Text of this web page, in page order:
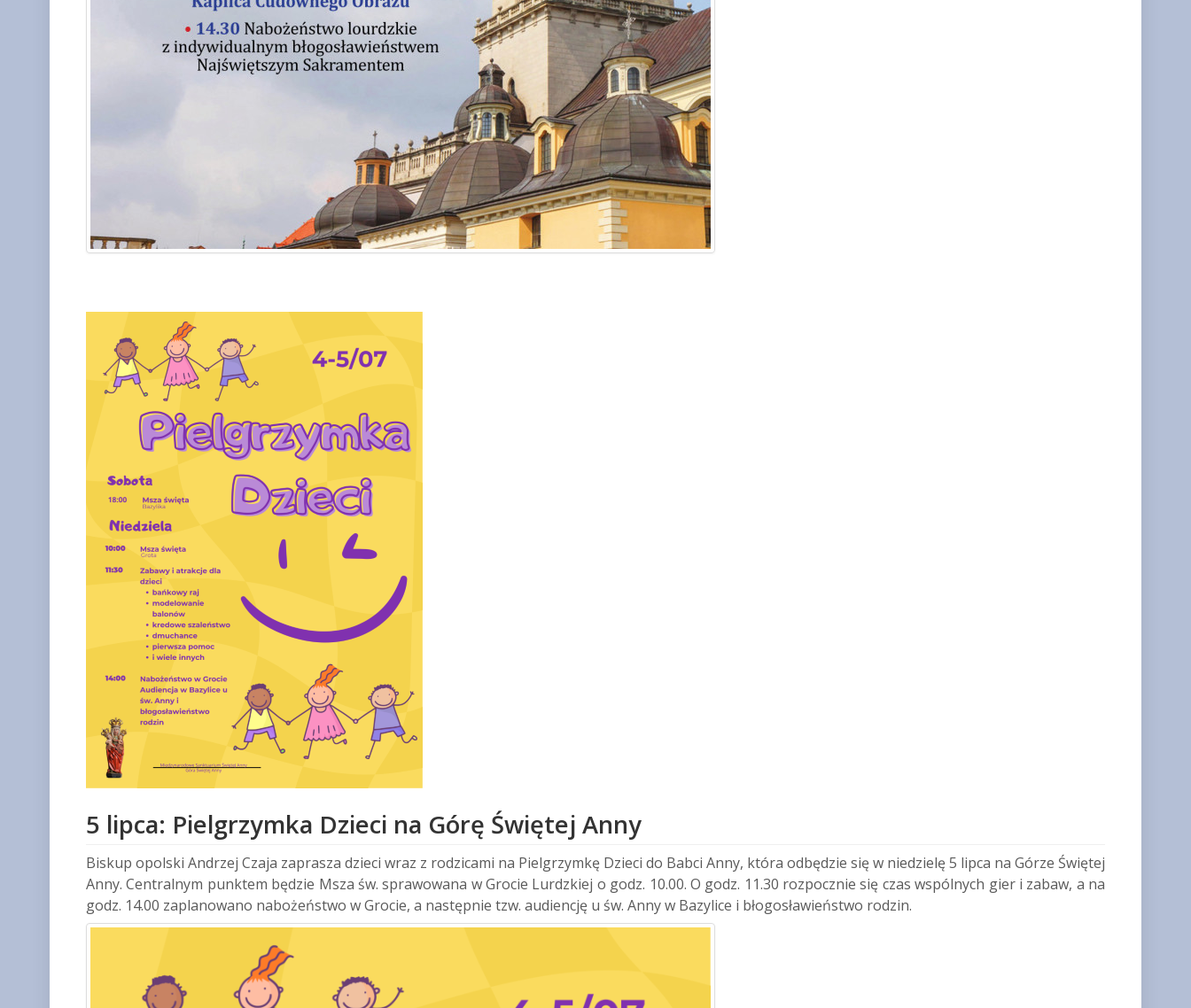
5 lipca: Pielgrzymka Dzieci na Górę Świętej Anny
Biskup opolski Andrzej Czaja zaprasza dzieci wraz z rodzicami na Pielgrzymkę Dzieci do Babci Anny, która odbędzie się w niedzielę 5 lipca na Górze Świętej
Anny. Centralnym punktem będzie Msza św. sprawowana w Grocie Lurdzkiej o godz. 10.00. O godz. 11.30 rozpocznie się czas wspólnych gier i zabaw, a na
godz. 14.00 zaplanowano nabożeństwo w Grocie, a następnie tzw. audiencję u św. Anny w Bazylice i błogosławieństwo rodzin.